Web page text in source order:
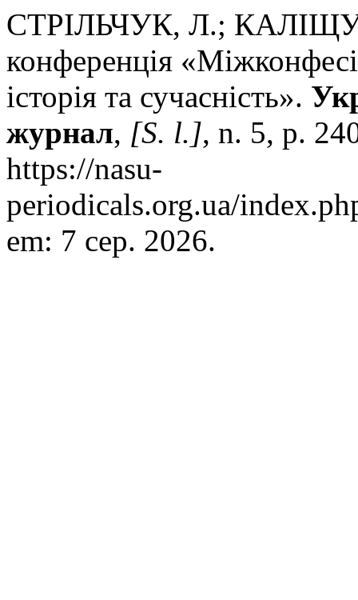
СТРІЛЬЧУК, Л.;
конференція
історія та сучасність».
журнал, [S. l.], n. 5, p.
https://nasu-
periodicals.org.ua/
em: 7 сер. 2026.